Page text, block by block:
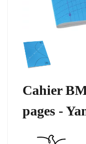
Cahier
pages -